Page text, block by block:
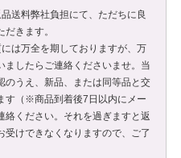
送料弊社負担にて、ただちに良
きます。
は万全を期しておりますが、万
ましたらご連絡くださいませ。当
のうえ、新品、または同等品と交
す（※商品到着後7日以内にメー
絡ください。それを過ぎますと返
受けできなくなりますので、ご了